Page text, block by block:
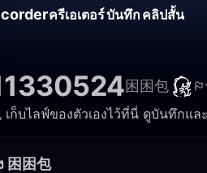
ครีเอเตอร์บันทึกคลิปสั้น
困困包
เก็บไลฟ์ของตัวเองไว้ที่นี่ ดูบันทึกแล
困困包